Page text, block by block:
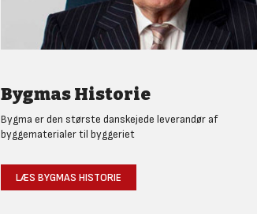
Bygmas Historie
Bygma er den største danskejede leverandør af
byggematerialer til byggeriet
LÆS BYGMAS HISTORIE